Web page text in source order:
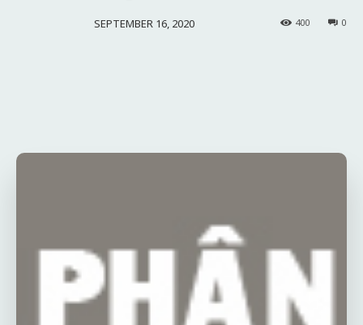
SEPTEMBER 16, 2020 0
400